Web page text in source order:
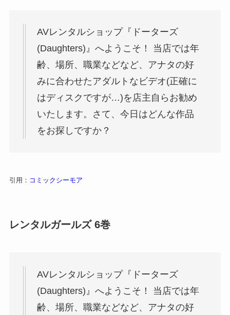
AVレンタルショップ『ドーターズ
(Daughters)』へようこそ！ 当店では年
齢、場所、職業などなど、アナタの好
みに合わせたアダルトなビデオ(正確に
はディスクですが…)を店主自らお勧め
いたします。さて、今日はどんな作品
をお探しですか？
引用： コミックシーモア
レンタルガールズ 6巻
AVレンタルショップ『ドーターズ
(Daughters)』へようこそ！ 当店では年
齢、場所、職業などなど、アナタの好